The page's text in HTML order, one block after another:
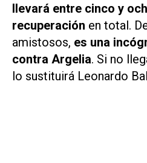
llevará entre cinco y
recuperación en total.
amistosos, es una
contra Argelia. Si no
lo sustituirá Leonardo